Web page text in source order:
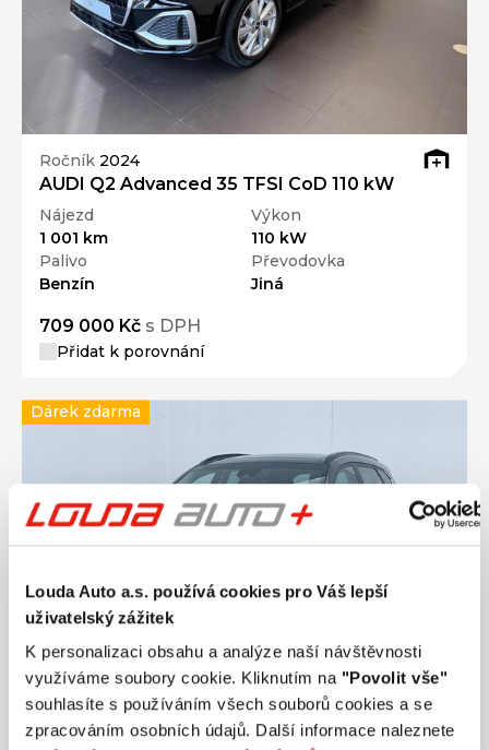
Louda Auto a.s. používá cookies pro Váš lepší
uživatelský zážitek
K personalizaci obsahu a analýze naší návštěvnosti
využíváme soubory cookie. Kliknutím na "Povolit vše"
souhlasíte s používáním všech souborů cookies a se
zpracováním osobních údajů. Další informace naleznete
Ročník 2024
AUDI Q2 Advanced 35 TFSI CoD 110 kW
Nájezd
1 001 km
Výkon
110 kW
Palivo
Benzín
Převodovka
Jiná
709 000 Kč s DPH
Přidat k porovnání
Dárek zdarma